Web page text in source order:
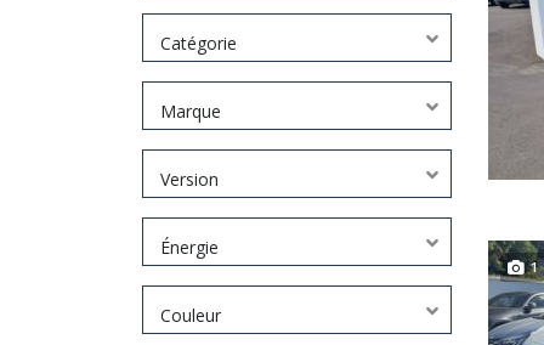
Catégorie
Marque
Version
Énergie
Couleur
1